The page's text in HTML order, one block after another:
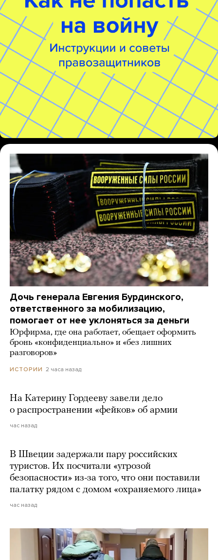
Дочь генерала Евгения Бурдинского,
ответственного за мобилизацию,
помогает от нее уклоняться за деньги
Юрфирма, где она работает, обещает оформить
бронь «конфиденциально» и «без лишних
разговоров»
ИСТОРИИ 2 часа назад
На Катерину Гордееву завели дело
о распространении «фейков» об армии
час назад
В Швеции задержали пару российских
туристов. Их посчитали «угрозой
безопасности» из-за того, что они поставили
палатку рядом с домом «охраняемого лица»
час назад